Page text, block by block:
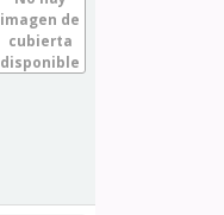
imagen de
cubierta
disponible